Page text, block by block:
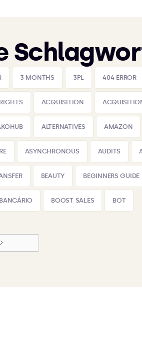
3 MONTHS 3PL 404 ERROR
ACQUISITION
ALTERNATIVES AMAZON
ASYNCHRONOUS AUDITS
BEAUTY BEGINNERS GUIDE
BOOST SALES BOT